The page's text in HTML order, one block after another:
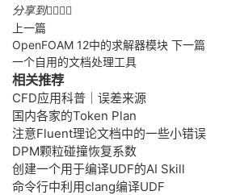
分享到   
上一篇
OpenFOAM 12中的求解器模块 下一篇
一个自用的文档处理工具
相关推荐
CFD应用科普｜误差来源
国内各家的Token Plan
注意Fluent理论文档中的一些小错误
DPM颗粒碰撞恢复系数
创建一个用于编译UDF的AI Skill
命令行中利用clang编译UDF